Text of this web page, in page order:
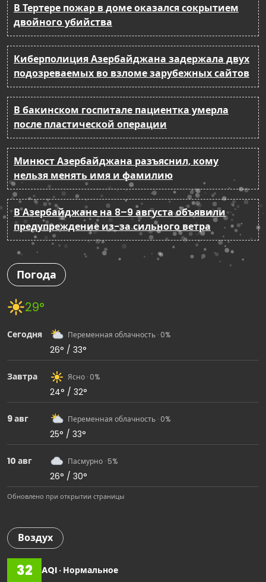
В Тертере пожар в доме оказался сокрытием
двойного убийства
Киберполиция Азербайджана задержала двух
подозреваемых во взломе зарубежных сайтов
В бакинском госпитале пациентка умерла
после пластической операции
Минюст Азербайджана разъяснил, кому
нельзя менять имя и фамилию
В Азербайджане на 8–9 августа объявили
предупреждение из-за сильного ветра
Погода
29°
Сегодня Переменная облачность · 0%
26° / 33°
Завтра Ясно · 0%
24° / 32°
9 авг Переменная облачность · 0%
25° / 33°
10 авг Пасмурно · 5%
26° / 30°
Обновлено при открытии страницы
Воздух
32 AQI · Нормальное